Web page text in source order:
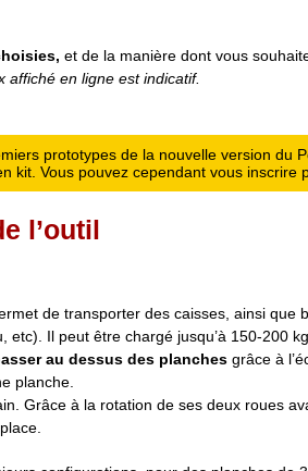
et de la manière dont vous
affiché en ligne est indicatif.
prototypes de la nouvelle version du
kit. Vous pouvez cependant vous inscrire
l’outil
de transporter des caisses, ainsi que
Il peut être chargé jusqu’à 150-200 kg.
au dessus des planches grâce à
planche.
Grâce à la rotation de ses deux roues